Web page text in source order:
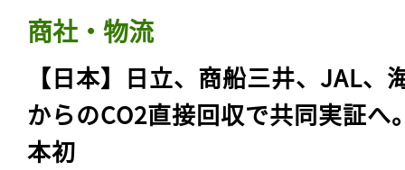
商社・物流
【日本】日立、商船三井、JAL、
からのCO2直接回収で共同実証へ
本初